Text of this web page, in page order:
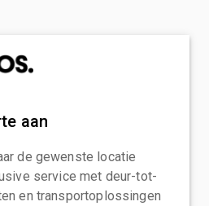
aan
de gewenste locatie
service met deur-tot-
en transportoplossingen